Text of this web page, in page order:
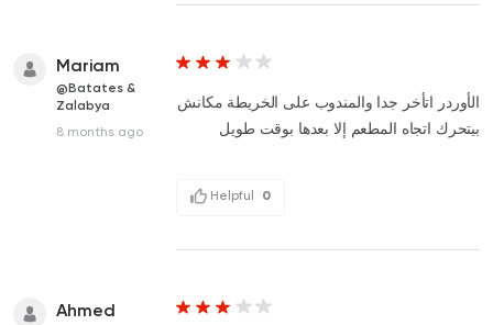
Mariam
@Batates &
Zalabya
8 months ago
الأوردر اتأخر جدا والمندوب على الخريطة مكانش
بيتحرك اتجاه المطعم إلا بعدها بوقت طويل
Helpful 0
Ahmed